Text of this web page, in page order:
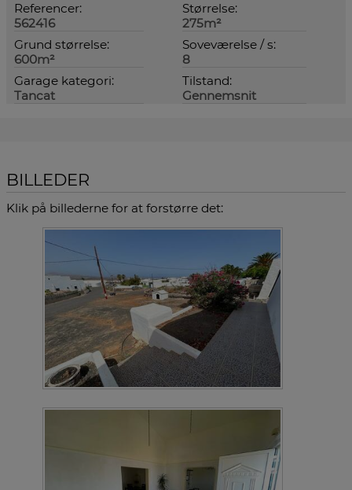
Referencer:
562416
Størrelse:
275m²
Grund størrelse:
600m²
Soveværelse / s:
8
Garage kategori:
Tancat
Tilstand:
Gennemsnit
BILLEDER
Klik på billederne for at forstørre det: